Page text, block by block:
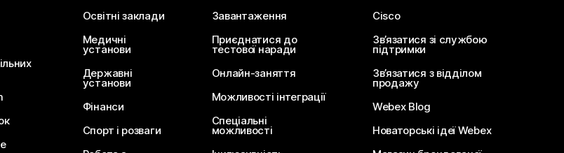
Освітні заклади
Медичні
установи
Державні
установи
Фінанси
Спорт і розваги
Завантаження
Приєднатися до
тестової наради
Онлайн-заняття
Можливості інтеграції
Спеціальні
можливості
Cisco
Зв’язатися зі службою
підтримки
Зв’язатися з відділом
продажу
Webex Blog
Новаторські ідеї Webex